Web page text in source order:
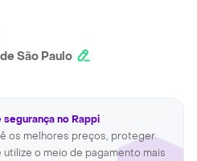
São Paulo
no Rappi
os melhores preços, proteger
o meio de pagamento mais